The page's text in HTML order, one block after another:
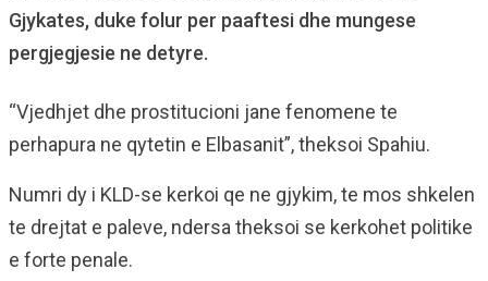
Gjykates, duke folur per paaftesi dhe mungese
pergjegjesie ne detyre.
“Vjedhjet dhe prostitucioni jane fenomene te
perhapura ne qytetin e Elbasanit”, theksoi Spahiu.
Numri dy i KLD-se kerkoi qe ne gjykim, te mos shkelen
te drejtat e paleve, ndersa theksoi se kerkohet politike
e forte penale.